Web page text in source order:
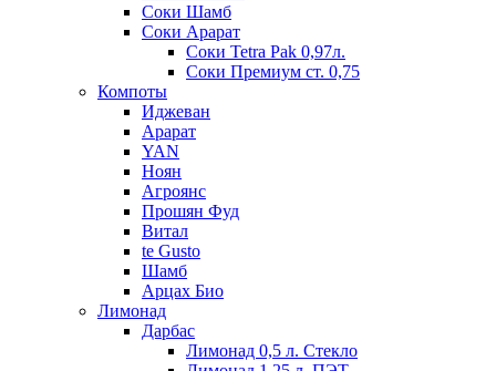
Соки Шамб
Соки Арарат
Соки Tetra Pak 0,97л.
Соки Премиум ст. 0,75
Компоты
Иджеван
Арарат
YAN
Ноян
Агроянс
Прошян Фуд
Витал
te Gusto
Шамб
Арцах Био
Лимонад
Дарбас
Лимонад 0,5 л. Стекло